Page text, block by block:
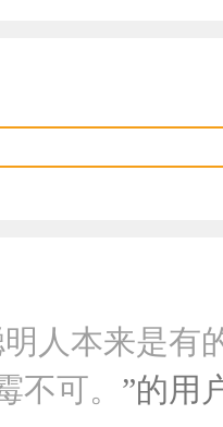
人本来是有
不可。 ”的用